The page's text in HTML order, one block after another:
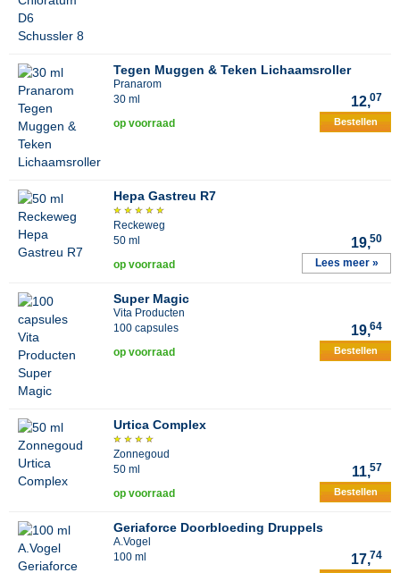
Tegen Muggen & Teken Lichaamsroller
Pranarom
30 ml
12,07
op voorraad Bestellen
Hepa Gastreu R7
Reckeweg
50 ml
19,50
op voorraad Lees meer »
Super Magic
Vita Producten
100 capsules
19,64
op voorraad Bestellen
Urtica Complex
Zonnegoud
50 ml
11,57
op voorraad Bestellen
Geriaforce Doorbloeding Druppels
A.Vogel
100 ml
17,74